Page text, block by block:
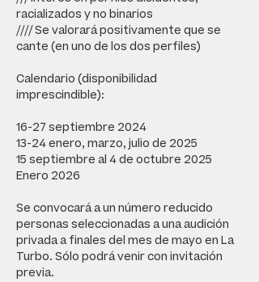
racializados y no binarios
//// Se valorará positivamente que se
cante (en uno de los dos perfiles)
Calendario (disponibilidad
imprescindible):
16-27 septiembre 2024
13-24 enero, marzo, julio de 2025
15 septiembre al 4 de octubre 2025
Enero 2026
Se convocará a un número reducido
personas seleccionadas a una audición
privada a finales del mes de mayo en La
Turbo. Sólo podrá venir con invitación
previa.